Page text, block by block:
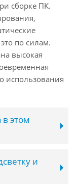
сборке ПК.
по силам.
высокая
использования
в этом
и